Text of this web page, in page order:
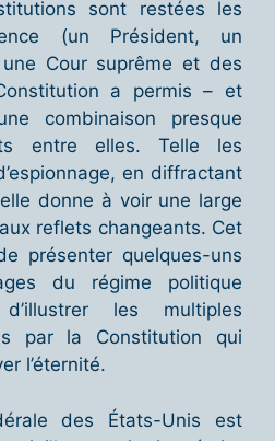
sont restées les
(un Président, un
Cour suprême et des
a permis – et
combinaison presque
entre elles. Telle les
en diffractant
donne à voir une large
reflets changeants. Cet
présenter quelques-uns
du régime politique
les multiples
par la Constitution qui
l’éternité.
des États-Unis est